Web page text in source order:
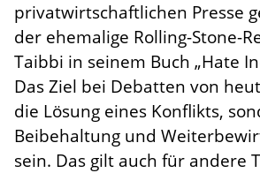
privatwirtschaftlichen Presse
der ehemalige Rolling-Stone-
Taibbi in seinem Buch „Hate
Das Ziel bei Debatten von
die Lösung eines Konflikts,
Beibehaltung und
sein. Das gilt auch für andere